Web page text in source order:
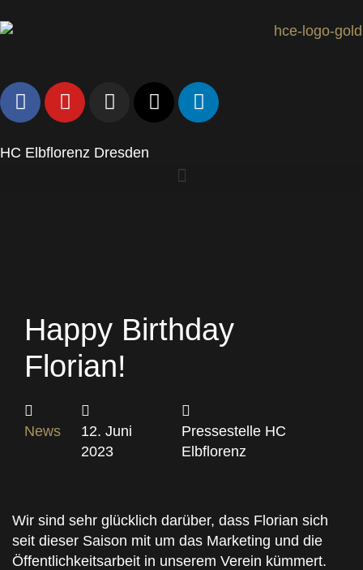
HC Elbflorenz Dresden
Happy Birthday
Florian!
News
12. Juni
2023
Pressestelle HC
Elbflorenz
Wir sind sehr glücklich darüber, dass Florian sich
seit dieser Saison mit um das Marketing und die
Öffentlichkeitsarbeit in unserem Verein kümmert.